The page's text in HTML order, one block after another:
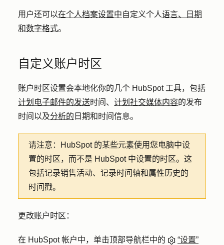
用户还可以在个人档案设置中自定义个人语言、日期
和数字格式。
自定义账户时区
账户时区设置会本地化你的几个 HubSpot 工具，包括
计划电子邮件的发送时间、 计划社交媒体内容的发布
时间以及分析的 日期和时间信息。
请注意：
HubSpot 的某些元素使用您电脑中设
置的时区，而不是 HubSpot 中设置的时区。这
包括记录销售活动、记录时间轴和属性历史的
时间戳。
更改账户时区：
在 HubSpot 帐户中，单击顶部导航栏中的
“设置”